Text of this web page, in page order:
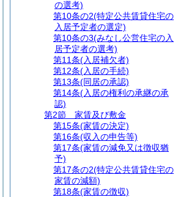
の選考)
第10条の2(特定公共賃貸住宅の
入居予定者の選定)
第10条の3(みなし公営住宅の入
居予定者の選考)
第11条(入居補欠者)
第12条(入居の手続)
第13条(同居の承認)
第14条(入居の権利の承継の承
認)
第2節
家賃及び敷金
第15条(家賃の決定)
第16条(収入の申告等)
第17条(家賃の減免又は徴収猶
予)
第17条の2(特定公共賃貸住宅の
家賃の減額)
第18条(家賃の徴収)